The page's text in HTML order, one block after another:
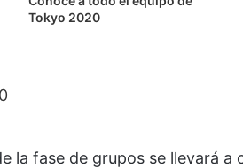
Tokyo 2020
la fase de grupos se llevará